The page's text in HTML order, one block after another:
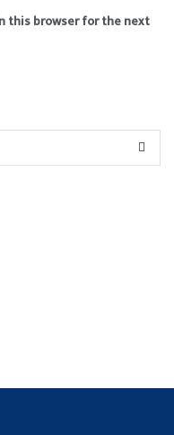
this browser for the next